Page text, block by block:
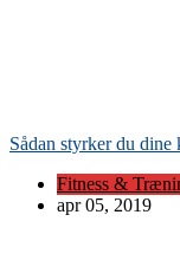
Sådan styrker du dine
Fitness &
apr 05, 2019